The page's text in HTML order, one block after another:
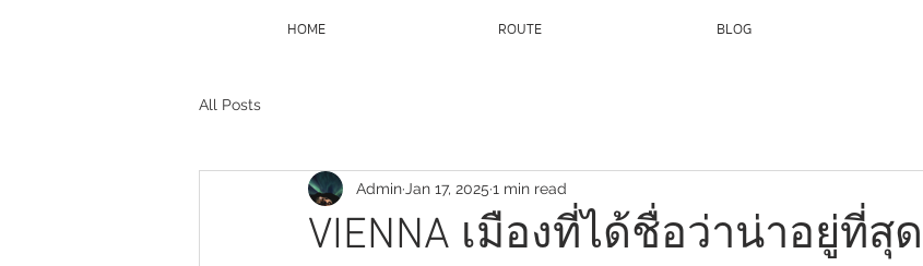
HOME ROUTE BLOG
All Posts
VIENNA เมืองที่ได้ชื่อว่าน่าอยู่ที่สุ
Admin Jan 17, 2025 1 min read